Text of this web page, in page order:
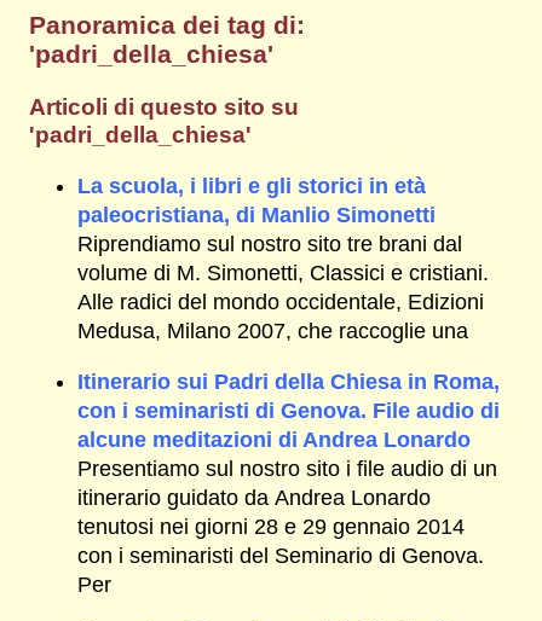
Panoramica dei tag di:
'padri_della_chiesa'
Articoli di questo sito su
'padri_della_chiesa'
La scuola, i libri e gli storici in età
paleocristiana, di Manlio Simonetti
Riprendiamo sul nostro sito tre brani dal
volume di M. Simonetti, Classici e cristiani.
Alle radici del mondo occidentale, Edizioni
Medusa, Milano 2007, che raccoglie una
Itinerario sui Padri della Chiesa in Roma,
con i seminaristi di Genova. File audio di
alcune meditazioni di Andrea Lonardo
Presentiamo sul nostro sito i file audio di un
itinerario guidato da Andrea Lonardo
tenutosi nei giorni 28 e 29 gennaio 2014
con i seminaristi del Seminario di Genova.
Per